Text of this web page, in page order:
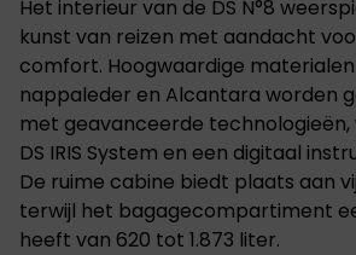
Het interieur van de DS N°8
kunst van reizen met aandacht
comfort. Hoogwaardige
nappaleder en Alcantara worden
met geavanceerde
DS IRIS System en een digitaal
De ruime cabine biedt plaats aan
terwijl het bagagecompartiment
heeft van 620 tot 1.873 liter.​